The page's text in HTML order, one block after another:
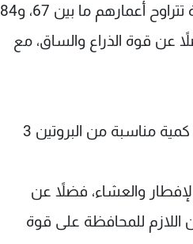
ولتأكيد نتائج الدراسة، قام الباحثون في مونتريال بتحليل بيانات 827 رجلاً و914 امرأة تتراوح أعمارهم ما بين 67، و84
فضلاً عن قوة الذراع والساق، مع
من جانبه وبناء على النتائج، أكد ستيفاني شوفالييه المشرف على الدراسة، أن تناول كمية مناسبة من البروتين 3
والعشاء، فضلاً عن
اللازم للمحافظة على قوة